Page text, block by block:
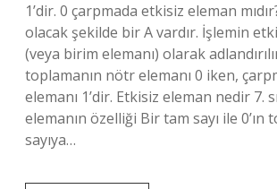
1’dir. 0 çarpmada etkisiz eleman
olacak şekilde bir A vardır. İşlemin
(veya birim elemanı) olarak
toplamanın nötr elemanı 0 iken,
elemanı 1’dir. Etkisiz eleman nedir 7.
elemanın özelliği Bir tam sayı ile 0’ın
sayıya…